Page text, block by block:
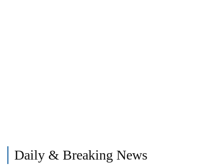
Daily & Breaking News